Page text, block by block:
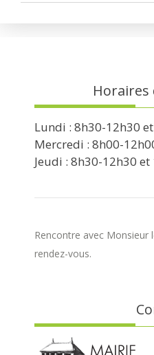
Horaires
Lundi : 8h30-12h30
Mercredi : 8h00-
Jeudi : 8h30-12h30
Rencontre avec Monsieur
rendez-vous.